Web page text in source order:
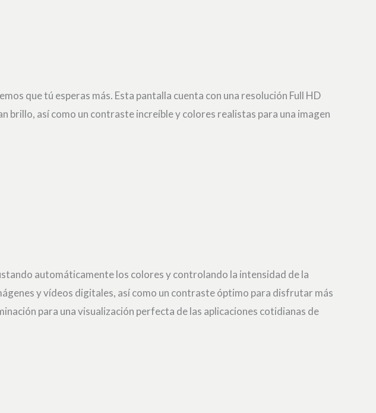
que tú esperas más. Esta pantalla cuenta con una resolución Full HD
brillo, así como un contraste increíble y colores realistas para una imagen
automáticamente los colores y controlando la intensidad de la
y vídeos digitales, así como un contraste óptimo para disfrutar más
para una visualización perfecta de las aplicaciones cotidianas de